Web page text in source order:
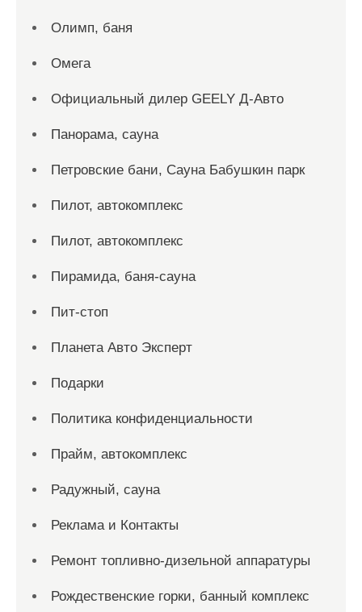
Олимп, баня
Омега
Официальный дилер GEELY Д-Авто
Панорама, сауна
Петровские бани, Сауна Бабушкин парк
Пилот, автокомплекс
Пилот, автокомплекс
Пирамида, баня-сауна
Пит-стоп
Планета Авто Эксперт
Подарки
Политика конфиденциальности
Прайм, автокомплекс
Радужный, сауна
Реклама и Контакты
Ремонт топливно-дизельной аппаратуры
Рождественские горки, банный комплекс